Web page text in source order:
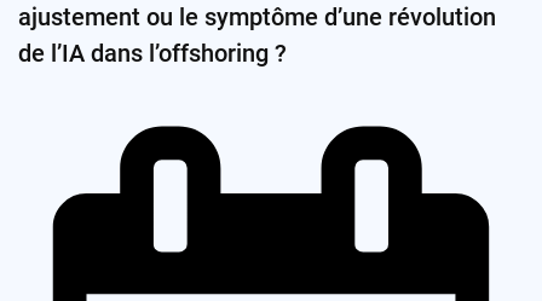
ajustement ou le symptôme d’une révolution
de l’IA dans l’offshoring ?